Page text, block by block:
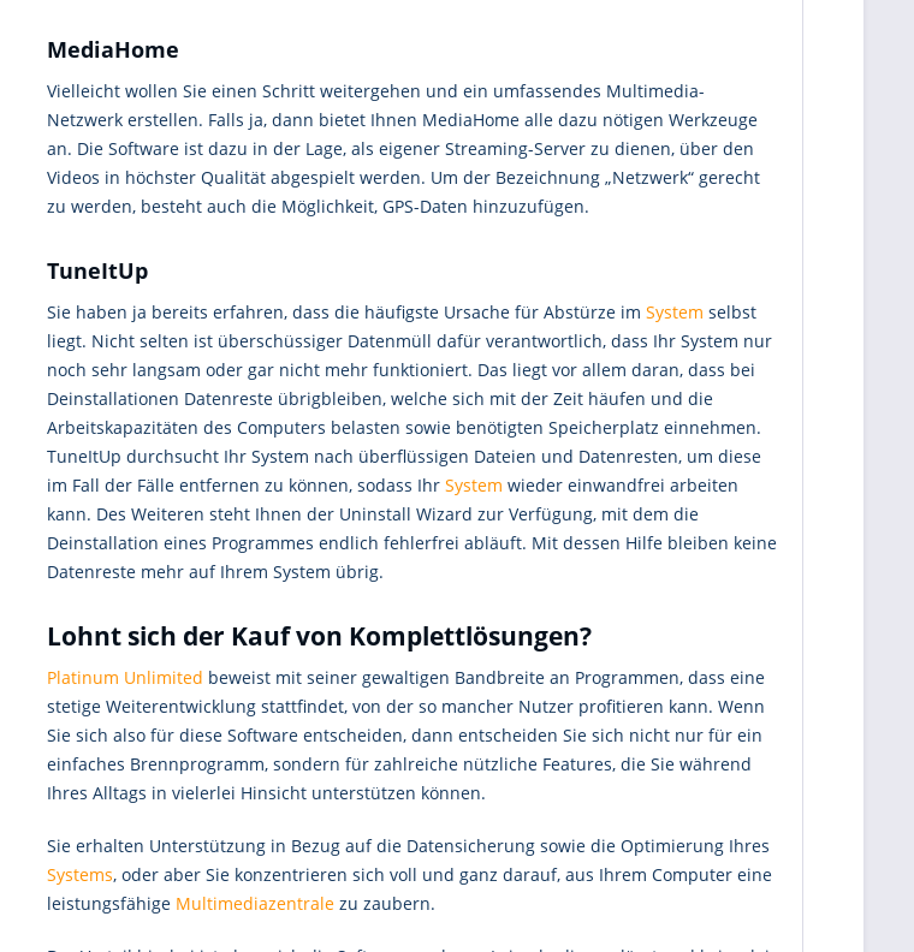
MediaHome
Vielleicht wollen Sie einen Schritt weitergehen und ein umfassendes Multimedia-
Netzwerk erstellen. Falls ja, dann bietet Ihnen MediaHome alle dazu nötigen Werkzeuge
an. Die Software ist dazu in der Lage, als eigener Streaming-Server zu dienen, über den
Videos in höchster Qualität abgespielt werden. Um der Bezeichnung „Netzwerk“ gerecht
zu werden, besteht auch die Möglichkeit, GPS-Daten hinzuzufügen.
TuneItUp
Sie haben ja bereits erfahren, dass die häufigste Ursache für Abstürze im System selbst
liegt. Nicht selten ist überschüssiger Datenmüll dafür verantwortlich, dass Ihr System nur
noch sehr langsam oder gar nicht mehr funktioniert. Das liegt vor allem daran, dass bei
Deinstallationen Datenreste übrigbleiben, welche sich mit der Zeit häufen und die
Arbeitskapazitäten des Computers belasten sowie benötigten Speicherplatz einnehmen.
TuneItUp durchsucht Ihr System nach überflüssigen Dateien und Datenresten, um diese
im Fall der Fälle entfernen zu können, sodass Ihr System wieder einwandfrei arbeiten
kann. Des Weiteren steht Ihnen der Uninstall Wizard zur Verfügung, mit dem die
Deinstallation eines Programmes endlich fehlerfrei abläuft. Mit dessen Hilfe bleiben keine
Datenreste mehr auf Ihrem System übrig.
Lohnt sich der Kauf von Komplettlösungen?
Platinum Unlimited beweist mit seiner gewaltigen Bandbreite an Programmen, dass eine
stetige Weiterentwicklung stattfindet, von der so mancher Nutzer profitieren kann. Wenn
Sie sich also für diese Software entscheiden, dann entscheiden Sie sich nicht nur für ein
einfaches Brennprogramm, sondern für zahlreiche nützliche Features, die Sie während
Ihres Alltags in vielerlei Hinsicht unterstützen können.
Sie erhalten Unterstützung in Bezug auf die Datensicherung sowie die Optimierung Ihres
Systems, oder aber Sie konzentrieren sich voll und ganz darauf, aus Ihrem Computer eine
leistungsfähige Multimediazentrale zu zaubern.